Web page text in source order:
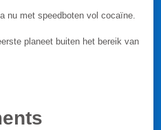
nu met speedboten vol cocaïne.
planeet buiten het bereik van